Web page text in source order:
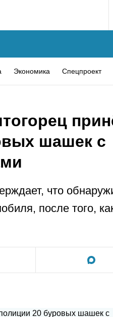
Экономика Спецпроект
шашек с
что
после того,